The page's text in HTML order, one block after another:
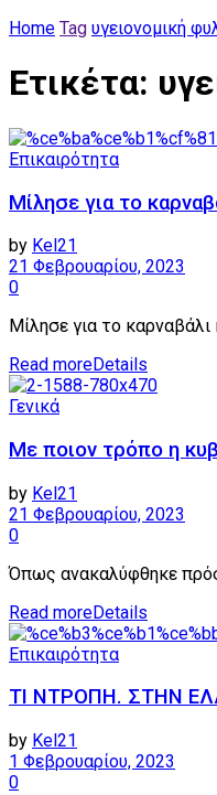
Home Tag υγειονομική
Ετικέτα:
Επικαιρότητα
Μίλησε για το
by Kel21
21 Φεβρουαρίου, 2023
0
Μίλησε για το
Read moreDetails
Γενικά
Με ποιον τρόπο η
by Kel21
21 Φεβρουαρίου, 2023
0
Όπως ανακαλύφθηκε
Read moreDetails
Επικαιρότητα
ΤΙ ΝΤΡΟΠΗ. ΣΤΗΝ
by Kel21
1 Φεβρουαρίου, 2023
0